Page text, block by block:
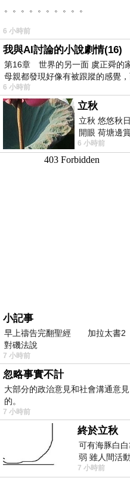
。。。。。。。。。。
6 小時前
我與AI討論的小說劇情(16)
第16章 世界的另一面 虞正舜的
母親都發現好像有被跟蹤的感覺
6 小時前
立秋
立秋 悠悠秋
開眼 荷塘邊
望 風中飄逸
6 小時前
小記事
早上禱告完翻聖經 加拉太書2
對磯法說
7 小時前
忽略事實不計
大部分的政治意見和社會溝通意
的。
7 小時前
終於立秋
可有海豚白
弱 雖人間活
者 只能白白
7 小時前